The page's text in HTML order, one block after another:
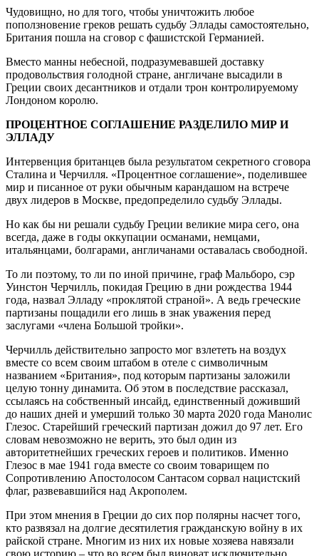
Чудовищно, но для того, чтобы уничтожить любое
поползновение греков решать судьбу Эллады самостоятельно,
Британия пошла на сговор с фашистской Германией.
Вместо манны небесной, подразумевавшей доставку
продовольствия голодной стране, англичане высадили в
Греции своих десантников и отдали трон контролируемому
Лондоном королю.
ПРОЦЕНТНОЕ СОГЛАШЕНИЕ РАЗДЕЛИЛО МИР И
ЭЛЛАДУ
Интервенция британцев была результатом секретного сговора
Сталина и Черчилля. «Процентное соглашение», поделившее
мир и писанное от руки обычным карандашом на встрече
двух лидеров в Москве, предопределило судьбу Эллады.
Но как бы ни решали судьбу Греции великие мира сего, она
всегда, даже в годы оккупации османами, немцами,
итальянцами, болгарами, англичанами оставалась свободной.
То ли поэтому, то ли по иной причине, граф Мальборо, сэр
Уинстон Черчилль, покидая Грецию в дни рождества 1944
года, назвал Элладу «проклятой страной». А ведь греческие
партизаны пощадили его лишь в знак уважения перед
заслугами «члена Большой тройки».
Черчилль действительно запросто мог взлететь на воздух
вместе со всем своим штабом в отеле с символичным
названием «Британия», под которым партизаны заложили
целую тонну динамита. Об этом в последствие рассказал,
ссылаясь на собственный инсайд, единственный доживший
до наших дней и умерший только 30 марта 2020 года Манолис
Глезос. Старейший греческий партизан дожил до 97 лет. Его
словам невозможно не верить, это был один из
авторитетнейших греческих героев и политиков. Именно
Глезос в мае 1941 года вместе со своим товарищем по
Сопротивлению Апостолосом Сантасом сорвал нацистский
флаг, развевавшийся над Акрополем.
При этом мнения в Греции до сих пор полярны насчет того,
кто развязал на долгие десятилетия гражданскую войну в их
райской стране. Многим из них их новые хозяева навязали
свою историю – что во всем был виноват исключительно